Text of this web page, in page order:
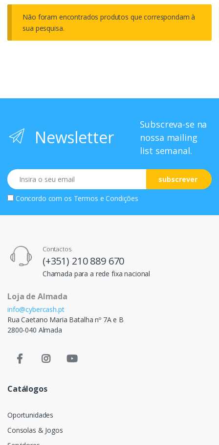
Não foram encontrados produtos que correspondam à
sua pesquisa.
Newsletter
Subscreva-se na
nossa mailing
list semanal.
Email
subscrever
Concordo com os Termos e Condições
Contactos
(+351) 210 889 670
Chamada para a rede fixa nacional
Loja de Almada
info@cybercash.pt
Rua Caetano Maria Batalha nº 7A e B
2800-040 Almada
Catálogos
Oportunidades
Consolas & Jogos